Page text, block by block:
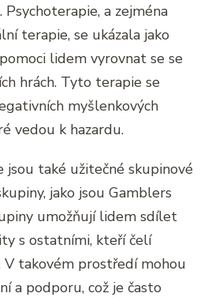
a zejména
terapie, se ukázala jako
lidem vyrovnat se se
hrách. Tyto terapie se
myšlenkových
vedou k hazardu.
jsou také užitečné skupinové
jako jsou Gamblers
umožňují lidem sdílet
s ostatními, kteří čelí
takovém prostředí mohou
a podporu, což je často